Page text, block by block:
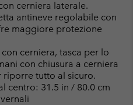
cerniera laterale.
antineve regolabile con
maggiore protezione
cerniera, tasca per lo
con chiusura a cerniera
riporre tutto al sicuro.
centro: 31.5 in / 80.0 cm